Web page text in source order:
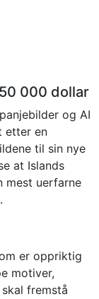
000 dollar
og AI
etter en
til sin nye
at Islands
mest uerfarne
er oppriktig
motiver,
fremstå